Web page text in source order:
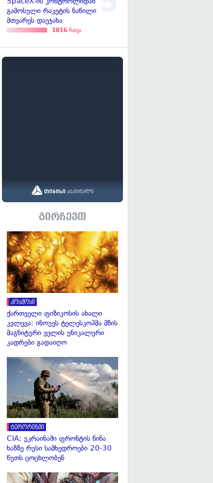
გადახედვა
გამოსული რაკეტის ნაწილი
მთვარეს დაეჯახა
1816 ნახვა
გირჩევთ
კოსმოსი
ქართველი ფიზიკოსის ახალი
კვლევა: ინოუეს ტელესკოპმა მზის
მაგნიტური ველის უნიკალური
კადრები გადაიღო
ტერორიზმი
CIA: უკრაინაში ფრონტის წინა
ხაზზე რუსი სამხედროები 20-30
წუთს ცოცხლობენ